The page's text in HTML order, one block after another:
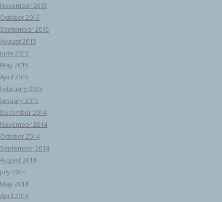
November 2015
October 2015
September 2015
August 2015
June 2015
May 2015
April 2015
February 2015
January 2015
December 2014
November 2014
October 2014
September 2014
August 2014
July 2014
May 2014
April 2014